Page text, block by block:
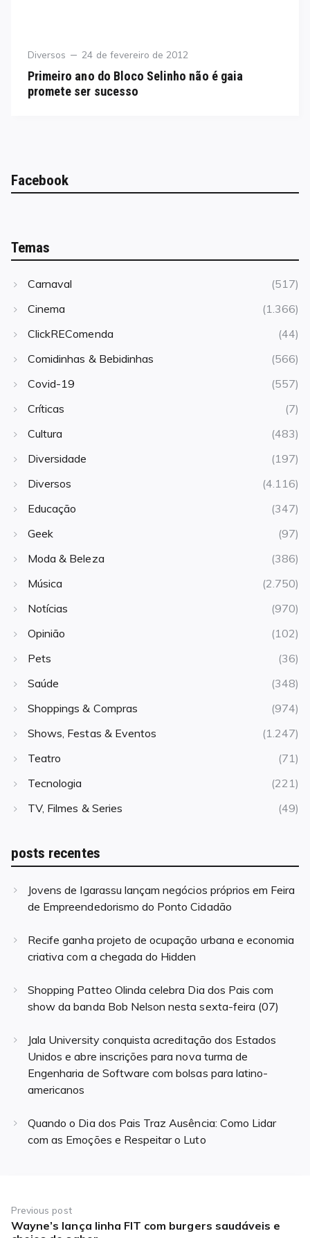
Category
Diversos
Posted
24 de fevereiro de 2012
Primeiro ano do Bloco Selinho não é gaia
promete ser sucesso
Facebook
Temas
Carnaval
(517)
Cinema
(1.366)
ClickREComenda
(44)
Comidinhas & Bebidinhas
(566)
Covid-19
(557)
Críticas
(7)
Cultura
(483)
Diversidade
(197)
Diversos
(4.116)
Educação
(347)
Geek
(97)
Moda & Beleza
(386)
Música
(2.750)
Notícias
(970)
Opinião
(102)
Pets
(36)
Saúde
(348)
Shoppings & Compras
(974)
Shows, Festas & Eventos
(1.247)
Teatro
(71)
Tecnologia
(221)
TV, Filmes & Series
(49)
posts recentes
Jovens de Igarassu lançam negócios próprios em Feira
de Empreendedorismo do Ponto Cidadão
Recife ganha projeto de ocupação urbana e economia
criativa com a chegada do Hidden
Shopping Patteo Olinda celebra Dia dos Pais com
show da banda Bob Nelson nesta sexta-feira (07)
Jala University conquista acreditação dos Estados
Unidos e abre inscrições para nova turma de
Engenharia de Software com bolsas para latino-
americanos
Quando o Dia dos Pais Traz Ausência: Como Lidar
com as Emoções e Respeitar o Luto
de
Post
Previous post
Previous
Wayne’s lança linha FIT com burgers saudáveis e